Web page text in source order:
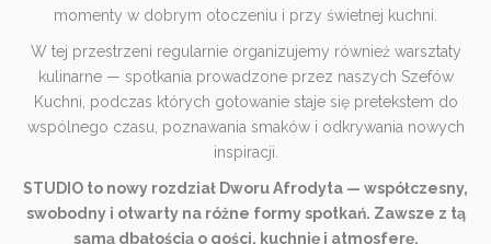
momenty w dobrym otoczeniu i przy świetnej kuchni.
W tej przestrzeni regularnie organizujemy również warsztaty
kulinarne — spotkania prowadzone przez naszych Szefów
Kuchni, podczas których gotowanie staje się pretekstem do
wspólnego czasu, poznawania smaków i odkrywania nowych
inspiracji.
STUDIO to nowy rozdział Dworu Afrodyta — współczesny,
swobodny i otwarty na różne formy spotkań. Zawsze z tą
samą dbałością o gości, kuchnię i atmosferę.